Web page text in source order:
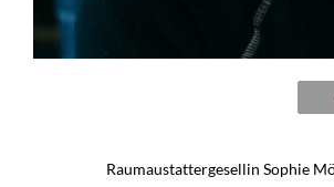
Raumaustattergesellin Sophie